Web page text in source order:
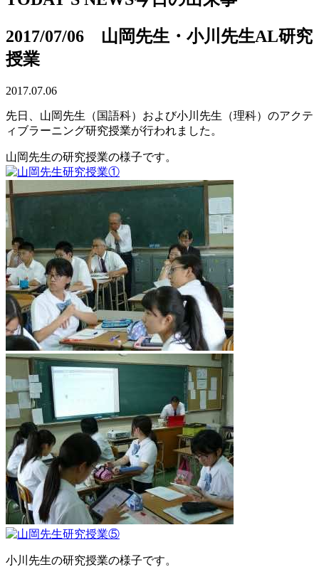
2017/07/06 山岡先生・小川先生AL研究
授業
2017.07.06
先日、山岡先生（国語科）および小川先生（理科）のアクテ
ィブラーニング研究授業が行われました。
山岡先生の研究授業の様子です。
小川先生の研究授業の様子です。